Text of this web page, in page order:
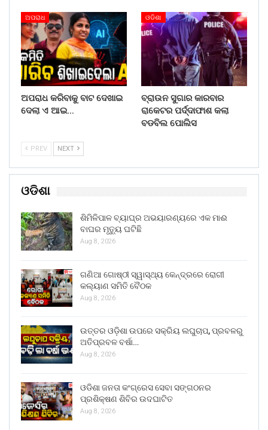
ଅପରାଧ
ଅପରାଧ କରିବାକୁ ବାଟ ଦେଖାଇ
ଦେଲା ଏ ଆଇ…
ଓଡିଶା
ବ୍ରାଉନ ସୁଗାର କାରବାର
ରାକେଟର ପର୍ଦ୍ଦାଫାଶ କଲା
ବଡବିଲ ପୋଲିସ
PREV NEXT
ଓଡିଶା
ଶିମିଳିପାଳ ବ୍ୟାଘ୍ର ଅଭୟାରଣ୍ୟରେ ଏକ ମାଈ
ବାଘର ମୃତ୍ୟୁ ଘଟିଛି
Aug 8, 2026
ଗଣିଆ ଗୋଷ୍ଠୀ ସ୍ୱାସ୍ଥ୍ୟ କେନ୍ଦ୍ରରେ ରୋଗୀ
କଲ୍ୟାଣ ସମିତି ବୈଠକ
Aug 8, 2026
ଉତ୍ତର ଓଡ଼ିଶା ଉପରେ ସକ୍ରିୟ ଲଘୁଚାପ, ପ୍ରବଳରୁ
ଅତିପ୍ରବଳ ବର୍ଷା…
Aug 8, 2026
ଓଡିଶା ଜନତା କଂଗ୍ରେସ ସେବା ସଙ୍ଗଠନର
ପ୍ରଶିକ୍ଷଣ ଶିବିର ଉଦଘାଟିତ
Aug 8, 2026